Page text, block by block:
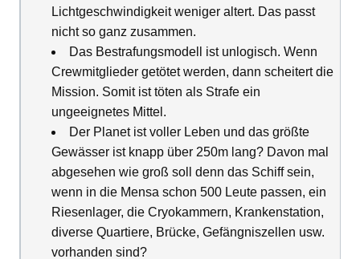
Lichtgeschwindigkeit weniger altert. Das passt
nicht so ganz zusammen.
Das Bestrafungsmodell ist unlogisch. Wenn
Crewmitglieder getötet werden, dann scheitert die
Mission. Somit ist töten als Strafe ein
ungeeignetes Mittel.
Der Planet ist voller Leben und das größte
Gewässer ist knapp über 250m lang? Davon mal
abgesehen wie groß soll denn das Schiff sein,
wenn in die Mensa schon 500 Leute passen, ein
Riesenlager, die Cryokammern, Krankenstation,
diverse Quartiere, Brücke, Gefängniszellen usw.
vorhanden sind?